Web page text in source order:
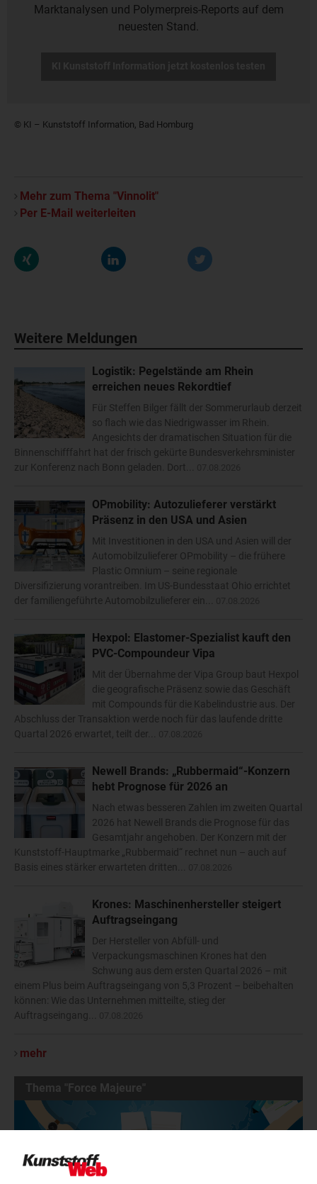
Marktanalysen und Polymerpreis-Reports auf dem
neuesten Stand.
© KI – Kunststoff Information, Bad Homburg
Mehr zum Thema "Vinnolit"
Per E-Mail weiterleiten
Weitere Meldungen
Logistik: Pegelstände am Rhein
erreichen neues Rekordtief
Für Steffen Bilger fällt der Sommerurlaub derzeit
so flach wie das Niedrigwasser im Rhein.
Angesichts der dramatischen Situation für die
Binnenschifffahrt hat der frisch gekürte Bundesverkehrsminister
zur Konferenz nach Bonn geladen. Dort...
OPmobility: Autozulieferer verstärkt
Präsenz in den USA und Asien
Mit Investitionen in den USA und Asien will der
Automobilzulieferer OPmobility – die frühere
Plastic Omnium – seine regionale
Diversifizierung vorantreiben. Im US-Bundesstaat Ohio errichtet
der familiengeführte Automobilzulieferer ein...
Hexpol: Elastomer-Spezialist kauft den
PVC-Compoundeur Vipa
Mit der Übernahme der Vipa Group baut Hexpol
die geografische Präsenz sowie das Geschäft
mit Compounds für die Kabelindustrie aus. Der
Abschluss der Transaktion werde noch für das laufende dritte
Quartal 2026 erwartet, teilt der...
Newell Brands: „Rubbermaid“-Konzern
hebt Prognose für 2026 an
Nach etwas besseren Zahlen im zweiten Quartal
2026 hat Newell Brands die Prognose für das
Gesamtjahr angehoben. Der Konzern mit der
Kunststoff-Hauptmarke „Rubbermaid“ rechnet nun – auch auf
Basis eines stärker erwarteten dritten...
Krones: Maschinenhersteller steigert
Auftragseingang
Der Hersteller von Abfüll- und
Verpackungsmaschinen Krones hat den
Schwung aus dem ersten Quartal 2026 – mit
einem Plus beim Auftragseingang von 5,3 Prozent – beibehalten
können: Wie das Unternehmen mitteilte, stieg der
Auftragseingang...
mehr
Thema "Force Majeure"